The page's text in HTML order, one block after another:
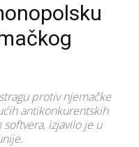
protiv njemačke
antikonkurentskih
izjavilo je u